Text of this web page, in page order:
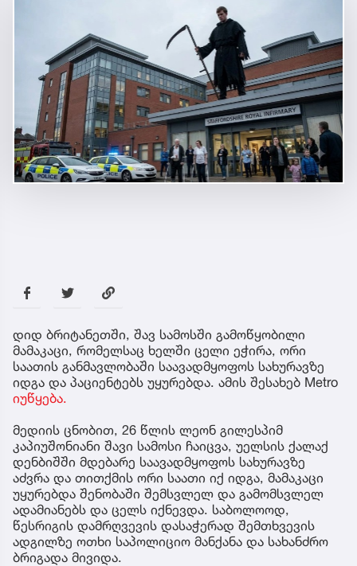
დიდ ბრიტანეთში, შავ სამოსში გამოწყობილი
მამაკაცი, რომელსაც ხელში ცელი ეჭირა, ორი
საათის განმავლობაში საავადმყოფოს სახურავზე
იდგა და პაციენტებს უყურებდა. ამის შესახებ Metro
იუწყება.
მედიის ცნობით, 26 წლის ლეონ გილესპიმ
კაპიუშონიანი შავი სამოსი ჩაიცვა, უელსის ქალაქ
დენბიშში მდებარე საავადმყოფოს სახურავზე
აძვრა და თითქმის ორი საათი იქ იდგა, მამაკაცი
უყურებდა შენობაში შემსვლელ და გამომსვლელ
ადამიანებს და ცელს იქნევდა. საბოლოოდ,
წესრიგის დამრღვევის დასაჭერად შემთხვევის
ადგილზე ოთხი საპოლიციო მანქანა და სახანძრო
ბრიგადა მივიდა.